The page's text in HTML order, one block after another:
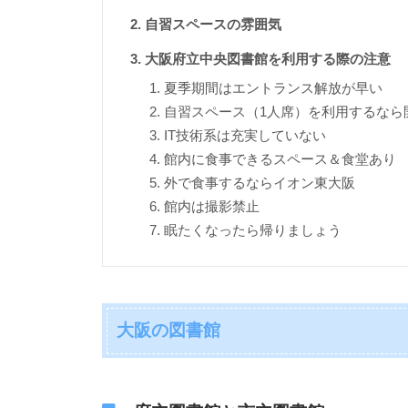
自習スペースの雰囲気
大阪府立中央図書館を利用する際の注意
夏季期間はエントランス解放が早い
自習スペース（1人席）を利用するなら
IT技術系は充実していない
館内に食事できるスペース＆食堂あり
外で食事するならイオン東大阪
館内は撮影禁止
眠たくなったら帰りましょう
大阪の図書館